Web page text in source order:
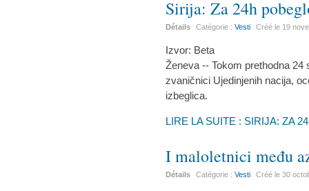
Sirija: Za 24h
Détails Catégorie :Vesti Créé le 19
Izvor: Beta
Ženeva -- Tokom prethodna 24
zvaničnici Ujedinjenih nacija,
izbeglica.
LIRE LA SUITE : SIRIJA: ZA
I maloletnici među
Détails Catégorie :Vesti Créé le30